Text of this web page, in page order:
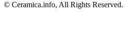
© Ceramica.info, All Rights Reserved.